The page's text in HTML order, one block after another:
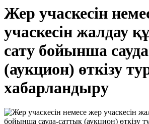
Жер учаскесін
учаскесін жалдау
сату бойынша
(аукцион) өткізу
хабарландыру